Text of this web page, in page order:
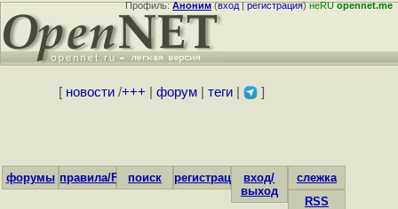
Профиль:Аноним(вход|регистрация)неRUopennet.me
[ новости/+++ форум| теги| ]
форумы правила/FAQпоиск регистрациявход/
выход
слежка
RSS